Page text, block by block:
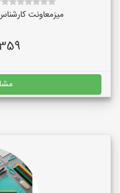
میزمعاونت